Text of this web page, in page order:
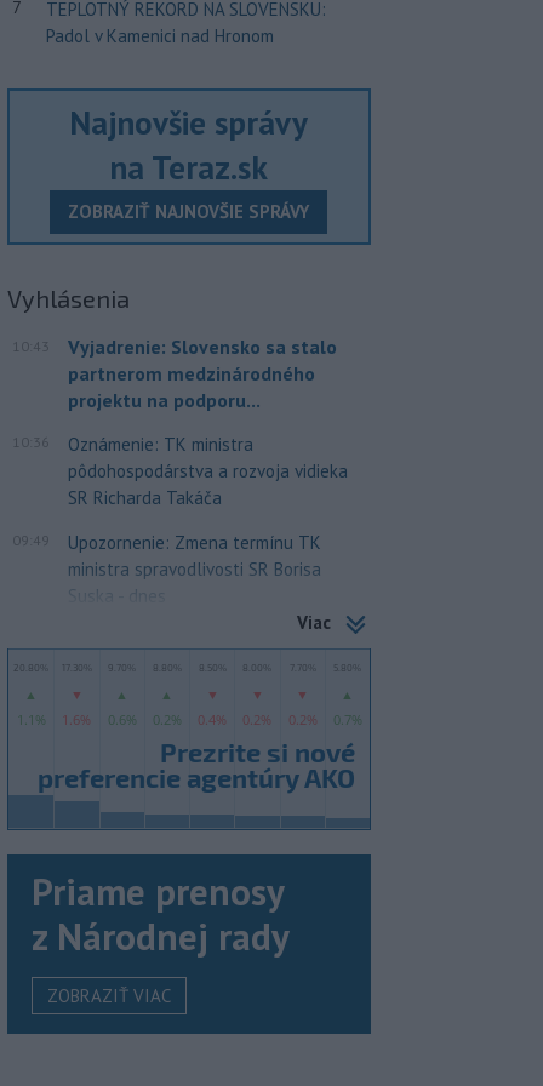
7
TEPLOTNÝ REKORD NA SLOVENSKU:
Padol v Kamenici nad Hronom
Najnovšie správy
na Teraz.sk
ZOBRAZIŤ NAJNOVŠIE SPRÁVY
Vyhlásenia
10:43
Vyjadrenie: Slovensko sa stalo
partnerom medzinárodného
projektu na podporu...
10:36
Oznámenie: TK ministra
pôdohospodárstva a rozvoja vidieka
SR Richarda Takáča
09:49
Upozornenie: Zmena termínu TK
ministra spravodlivosti SR Borisa
Suska - dnes
Viac
Priame prenosy
z Národnej rady
ZOBRAZIŤ VIAC